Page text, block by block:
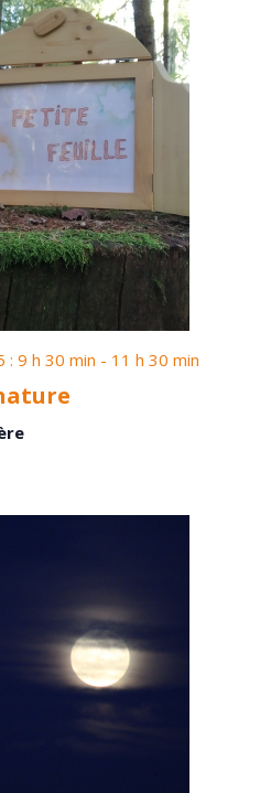
: 9 h 30 min - 11 h 30 min